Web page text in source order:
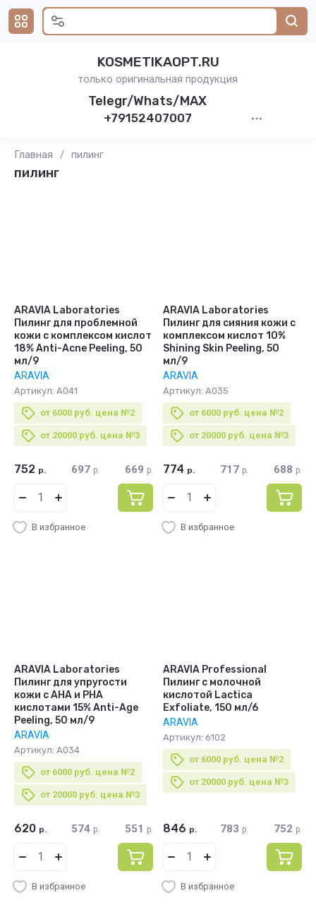
KOSMETIKAOPT.RU
только оригинальная продукция
Telegr/Whats/MAX
+79152407007
Главная / пилинг
пилинг
ARAVIA Laboratories
Пилинг для проблемной
кожи с комплексом кислот
18% Anti-Acne Peeling, 50
мл/9
ARAVIA
Артикул: А041
от 6000 руб. цена №2
от 20000 руб. цена №3
752 р. 697 р. 669 р.
В избранное
ARAVIA Laboratories
Пилинг для сияния кожи с
комплексом кислот 10%
Shining Skin Peeling, 50
мл/9
ARAVIA
Артикул: А035
от 6000 руб. цена №2
от 20000 руб. цена №3
774 р. 717 р. 688 р.
В избранное
ARAVIA Laboratories
Пилинг для упругости
кожи с AHA и PHA
кислотами 15% Anti-Age
Peeling, 50 мл/9
ARAVIA
Артикул: А034
от 6000 руб. цена №2
от 20000 руб. цена №3
620 р. 574 р. 551 р.
В избранное
ARAVIA Professional
Пилинг с молочной
кислотой Lactica
Exfoliate, 150 мл/6
ARAVIA
Артикул: 6102
от 6000 руб. цена №2
от 20000 руб. цена №3
846 р. 783 р. 752 р.
В избранное